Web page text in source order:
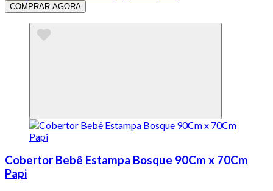
COMPRAR AGORA
Cobertor Bebê Estampa Bosque 90Cm x 70Cm
Papi